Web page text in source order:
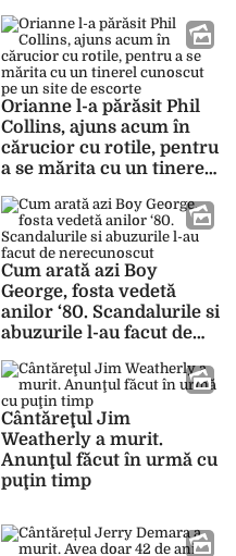
Orianne l-a părăsit Phil
Collins, ajuns acum în
cărucior cu rotile, pentru
a se mărita cu un tinerel
escorte
Cum arată azi Boy
George, fosta vedetă
anilor ‘80. Scandalurile si
abuzurile l-au facut de
Cântăreţul Jim
Weatherly a murit.
Anunţul făcut în urmă cu
puţin timp